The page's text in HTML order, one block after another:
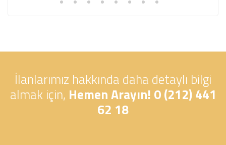
İlanlarımız hakkında daha detaylı bilgi
almak için, Hemen Arayın! 0 (212) 441
62 18